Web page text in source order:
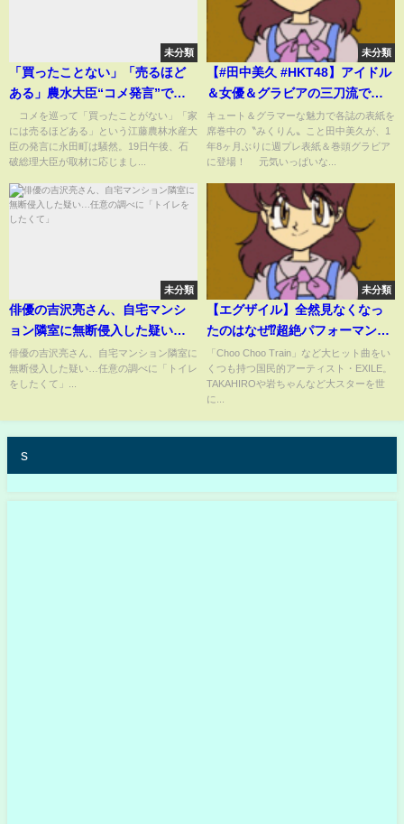
未分類
「買ったことない」「売るほど
ある」農水大臣“コメ発言”で釈
明【スーパーJチャンネル】
(2025年5月19日)
コメを巡って「買ったことがない」「家
には売るほどある」という江藤農林水産大
臣の発言に永田町は騒然。19日午後、石
破総理大臣が取材に応じまし...
未分類
【#田中美久 #HKT48】アイドル
＆女優＆グラビアの三刀流で活
躍する〝みくりん〟が週プレ表
紙に登場！ Miku Tanaka
キュート＆グラマーな魅力で各誌の表紙を
席巻中の〝みくりん〟こと田中美久が、1
年8ヶ月ぶりに週プレ表紙＆巻頭グラビア
に登場！ 元気いっぱいな...
未分類
俳優の吉沢亮さん、自宅マンシ
ョン隣室に無断侵入した疑い…
任意の調べに「トイレをしたく
て」
俳優の吉沢亮さん、自宅マンション隣室に
無断侵入した疑い…任意の調べに「トイレ
をしたくて」...
未分類
【エグザイル】全然見なくなっ
たのはなぜ⁉超絶パフォーマンス
集団の現在にファン激震⁉【ゆっ
くり解説】
「Choo Choo Train」など大ヒット曲をい
くつも持つ国民的アーティスト・EXILE。
TAKAHIROや岩ちゃんなど大スターを世
に...
s